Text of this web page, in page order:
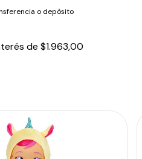
o depósito
de $1.963,00